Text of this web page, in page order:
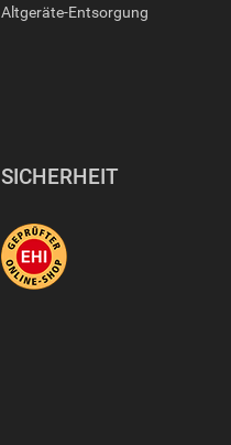
Altgeräte-Entsorgung
SICHERHEIT